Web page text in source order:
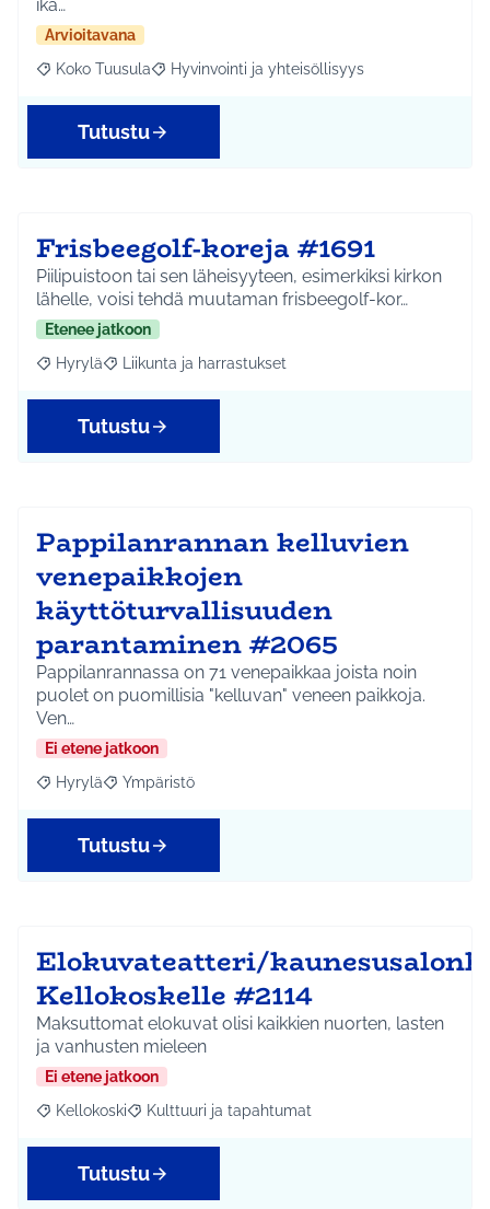
ikä…
Arvioitavana
Rajaa tulokset aihepiirin mukaan: Koko Tuusula
Koko Tuusula Rajaa tulokset teeman mukaan: Hyvinvointi ja
Hyvinvointi ja yhteisöllisyys
Tutustu
Frisbeegolf-koreja #1691
Piilipuistoon tai sen läheisyyteen, esimerkiksi kirkon
lähelle, voisi tehdä muutaman frisbeegolf-kor…
Etenee jatkoon
Rajaa tulokset aihepiirin mukaan: Hyrylä
Hyrylä Rajaa tulokset teeman mukaan: Liikunta ja
Liikunta ja harrastukset
Tutustu
Pappilanrannan kelluvien
venepaikkojen
käyttöturvallisuuden
parantaminen #2065
Pappilanrannassa on 71 venepaikkaa joista noin
puolet on puomillisia "kelluvan" veneen paikkoja.
Ven…
Ei etene jatkoon
Rajaa tulokset aihepiirin mukaan: Hyrylä
Hyrylä Rajaa tulokset teeman mukaan: Ympäristö
Ympäristö
Tutustu
Elokuvateatteri/
Kellokoskelle #2114
Maksuttomat elokuvat olisi kaikkien nuorten, lasten
ja vanhusten mieleen
Ei etene jatkoon
Rajaa tulokset aihepiirin mukaan: Kellokoski
Kellokoski Rajaa tulokset teeman mukaan: Kulttuuri ja
Kulttuuri ja tapahtumat
Tutustu